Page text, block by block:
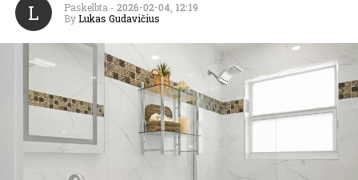
L Paskelbta - 2026-02-04, 12:19
By Lukas Gudavičius